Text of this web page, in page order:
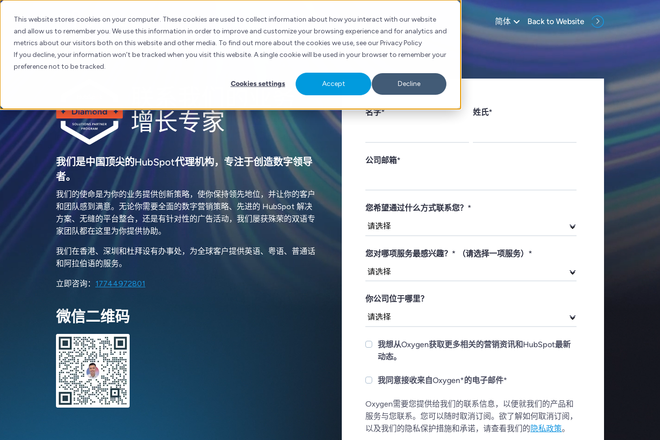
This website stores cookies on your computer. These cookies are used to collect information about how you interact with our website
and allow us to remember you. We use this information in order to improve and customize your browsing experience and for analytics and
metrics about our visitors both on this website and other media. To find out more about the cookies we use, see our Privacy Policy
If you decline, your information won’t be tracked when you visit this website. A single cookie will be used in your browser to remember your
preference not to be tracked.
Cookies settings Accept Decline
简体 Back to Website
Skip
content
增长专家
我们是中国顶尖的HubSpot代理机构，专注于创造数字领导
者。
我们的使命是为你的业务提供创新策略，使你保持领先地位，并让你的客户
和团队感到满意。无论你需要全面的数字营销策略、先进的 HubSpot 解决
方案、无缝的平台整合，还是有针对性的广告活动，我们屡获殊荣的双语专
家团队都在这里为你提供协助。
我们在香港、深圳和杜拜设有办事处，为全球客户提供英语、粤语、普通话
和阿拉伯语的服务。
立即咨询： 17744972801
微信二维码
名字* 姓氏*
公司邮箱*
您希望通过什么方式联系您？ *
您对哪项服务最感兴趣？* （请选择一项服务） *
你公司位于哪里？
我想从Oxygen获取更多相关的营销资讯和HubSpot最新
动态。
我同意接收来自Oxygen*的电子邮件*
Oxygen需要您提供给我们的联系信息，以便就我们的产品和
服务与您联系。您可以随时取消订阅。欲了解如何取消订阅，
以及我们的隐私保护措施和承诺，请查看我们的隐私政策。